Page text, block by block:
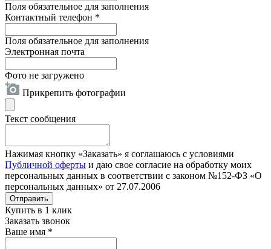
Поля обязательное для заполнения
Контактный телефон *
Поля обязательное для заполнения
Электронная почта
Фото не загружено
Прикрепить фотографии
Текст сообщения
Нажимая кнопку «Заказать» я соглашаюсь с условиями
Публичной оферты и даю свое согласие на обработку моих
персональных данных в соответствии с законом №152-ФЗ «О
персональных данных» от 27.07.2006
Отправить
Купить в 1 клик
Заказать звонок
Ваше имя *